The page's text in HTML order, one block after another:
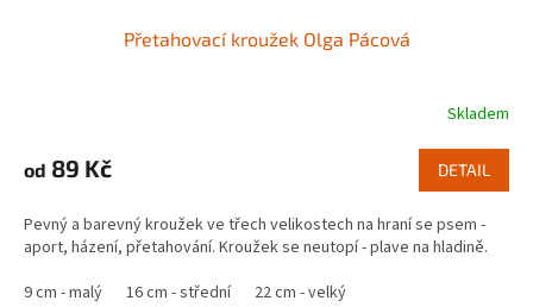
Přetahovací kroužek Olga Pácová
Skladem
od 89 Kč DETAIL
Pevný a barevný kroužek ve třech velikostech na hraní se psem -
aport, házení, přetahování. Kroužek se neutopí - plave na hladině.
9 cm - malý
16 cm - střední 22 cm - velký